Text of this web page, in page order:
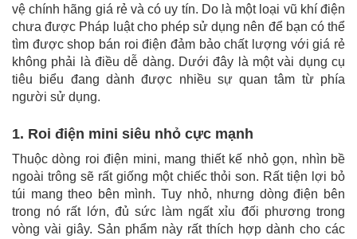
vệ chính hãng giá rẻ và có uy tín. Do là một loại vũ khí điện
chưa được Pháp luật cho phép sử dụng nên để bạn có thể
tìm được shop bán roi điện đảm bảo chất lượng với giá rẻ
không phải là điều dễ dàng. Dưới đây là một vài dụng cụ
tiêu biểu đang dành được nhiều sự quan tâm từ phía
người sử dụng.
1. Roi điện mini siêu nhỏ cực mạnh
Thuộc dòng roi điện mini, mang thiết kế nhỏ gọn, nhìn bề
ngoài trông sẽ rất giống một chiếc thỏi son. Rất tiện lợi bỏ
túi mang theo bên mình. Tuy nhỏ, nhưng dòng điện bên
trong nó rất lớn, đủ sức làm ngất xỉu đối phương trong
vòng vài giây. Sản phẩm này rất thích hợp dành cho các